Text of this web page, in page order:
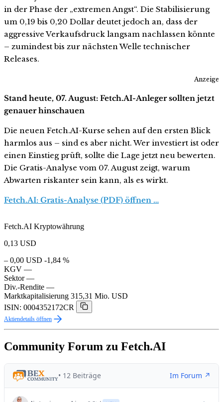
in der Phase der „extremen Angst“. Die Stabilisierung
um 0,19 bis 0,20 Dollar deutet jedoch an, dass der
aggressive Verkaufsdruck langsam nachlassen könnte
– zumindest bis zur nächsten Welle technischer
Releases.
Anzeige
Stand heute, 07. August: Fetch.AI-Anleger sollten jetzt
genauer hinschauen
Die neuen Fetch.AI-Kurse sehen auf den ersten Blick
harmlos aus – sind es aber nicht. Wer investiert ist oder
einen Einstieg prüft, sollte die Lage jetzt neu bewerten.
Die Gratis-Analyse vom 07. August zeigt, warum
Abwarten riskanter sein kann, als es wirkt.
Fetch.AI: Gratis-Analyse (PDF) öffnen …
Fetch.AI Kryptowährung
0,13 USD
– 0,00 USD -1,84 %
KGV —
Sektor —
Div.-Rendite —
Marktkapitalisierung 315,31 Mio. USD
ISIN: 0004352172CR
Aktiendetails öffnen
Community Forum zu Fetch.AI